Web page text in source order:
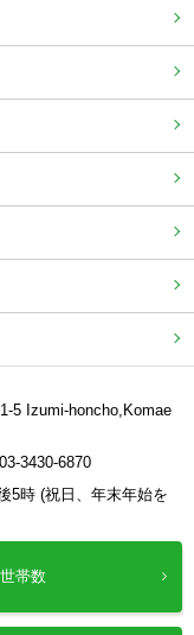
5 Izumi-honcho,Komae
03-3430-6870
5時 (祝日、年末年始を
帯数